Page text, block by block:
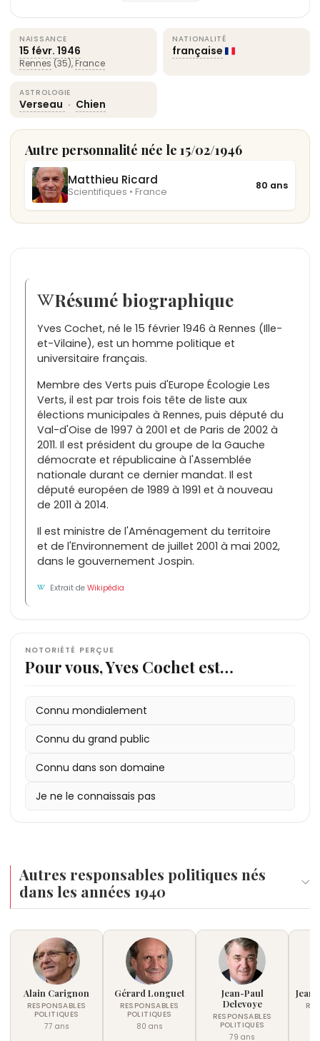
NAISSANCE
15 févr. 1946
Rennes (35), France
NATIONALITÉ
française
ASTROLOGIE
Verseau · Chien
Autre personnalité née le 15/02/1946
Matthieu Ricard
Scientifiques • France
80 ans
Résumé biographique
Yves Cochet, né le 15 février 1946 à Rennes (Ille-
et-Vilaine), est un homme politique et
universitaire français.
Membre des Verts puis d'Europe Écologie Les
Verts, il est par trois fois tête de liste aux
élections municipales à Rennes, puis député du
Val-d'Oise de 1997 à 2001 et de Paris de 2002 à
2011. Il est président du groupe de la Gauche
démocrate et républicaine à l'Assemblée
nationale durant ce dernier mandat. Il est
député européen de 1989 à 1991 et à nouveau
de 2011 à 2014.
Il est ministre de l'Aménagement du territoire
et de l'Environnement de juillet 2001 à mai 2002,
dans le gouvernement Jospin.
Extrait deWikipédia
NOTORIÉTÉ PERÇUE
Pour vous, Yves Cochet est…
Connu mondialement
Connu du grand public
Connu dans son domaine
Je ne le connaissais pas
Autres responsables politiques nés
dans les années 1940
Alain Carignon
RESPONSABLES
POLITIQUES
77 ans
Gérard Longuet
RESPONSABLES
POLITIQUES
80 ans
Jean-Paul
Delevoye
RESPONSABLES
POLITIQUES
79 ans